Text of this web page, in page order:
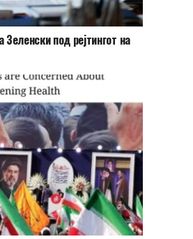
под рејтингот на